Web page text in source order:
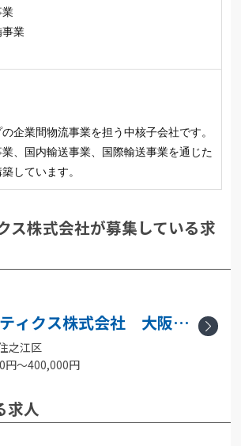
業
事業
企業間物流事業を担う中核子会社です。
、国内輸送事業、国際輸送事業を通じた
しています。
ス株式会社が募集している求
ィクス株式会社 大阪南
ター
之江区
円〜400,000円
Next
求人